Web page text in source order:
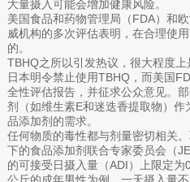
大量摄入可能会增加健康风险。
美国食品和药物管理局（FDA）和
威机构的多次评估表明，在合理使
的。
TBHQ之所以引发热议，很大程度上
日本明令禁止使用TBHQ，而美国
全性评估报告，并征求公众意见。
剂（如维生素E和迷迭香提取物）
品添加剂的需求。
任何物质的毒性都与剂量密切相关
下的食品添加剂联合专家委员会（
的可接受日摄入量（ADI）上限定